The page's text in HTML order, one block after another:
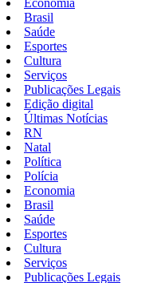
Economia
Brasil
Saúde
Esportes
Cultura
Serviços
Publicações Legais
Edição digital
Últimas Notícias
RN
Natal
Política
Polícia
Economia
Brasil
Saúde
Esportes
Cultura
Serviços
Publicações Legais